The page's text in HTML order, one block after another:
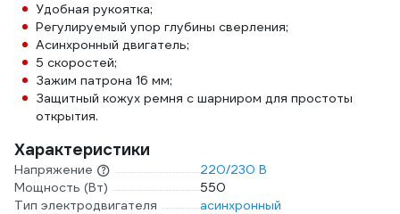
Удобная рукоятка;
Регулируемый упор глубины сверления;
Асинхронный двигатель;
5 скоростей;
Зажим патрона 16 мм;
Защитный кожух ремня с шарниром для простоты
открытия.
Характеристики
Напряжение
220/230 В
Мощность (Вт)
550
Тип электродвигателя
асинхронный